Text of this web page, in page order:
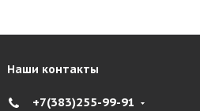
Наши контакты
+7(383)255-99-91